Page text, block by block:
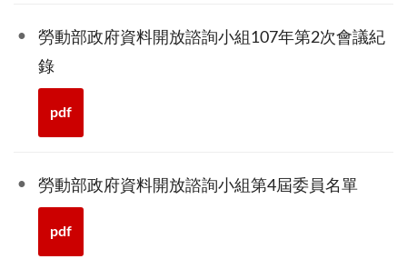
勞動部政府資料開放諮詢小組107年第2次會議紀
錄
pdf
勞動部政府資料開放諮詢小組第4屆委員名單
pdf